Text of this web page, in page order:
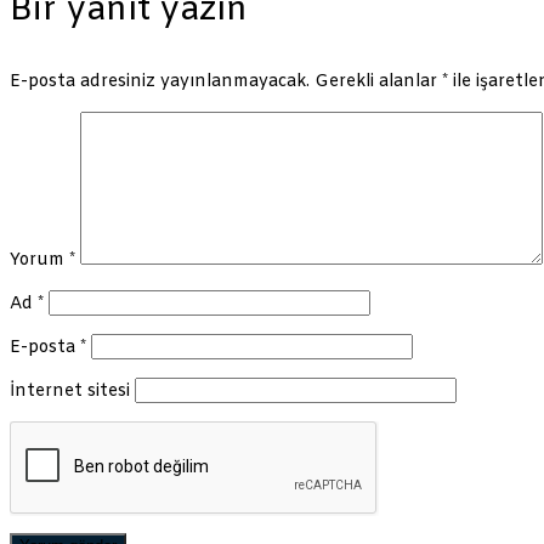
Bir yanıt yazın
E-posta adresiniz yayınlanmayacak. Gerekli alanlar * ile
Yorum *
Ad *
E-posta *
İnternet sitesi